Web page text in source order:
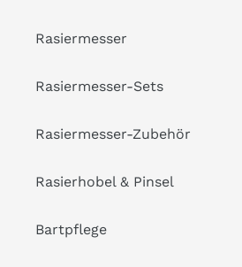
Rasiermesser
Rasiermesser-Sets
Rasiermesser-Zubehör
Rasierhobel & Pinsel
Bartpflege